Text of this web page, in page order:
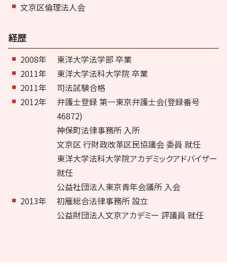
文京区倫理法人会
経歴
2008年
東洋大学法学部 卒業
2011年
東洋大学法科大学院 卒業
2011年
司法試験合格
2012年
弁護士登録 第一東京弁護士会(登録番号
46872)
神保町法律事務所 入所
文京区 行財政改革区民協議会 委員 就任
東洋大学法科大学院アカデミックアドバイザー
就任
公益社団法人東京青年会議所 入会
2013年
初雁総合法律事務所 設立
公益財団法人文京アカデミー 評議員 就任